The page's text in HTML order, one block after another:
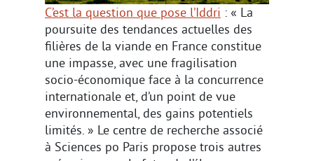
C’est la question que pose l’Iddri : « La
poursuite des tendances actuelles des
filières de la viande en France constitue
une impasse, avec une fragilisation
socio-économique face à la concurrence
internationale et, d’un point de vue
environnemental, des gains potentiels
limités. » Le centre de recherche associé
à Sciences po Paris propose trois autres